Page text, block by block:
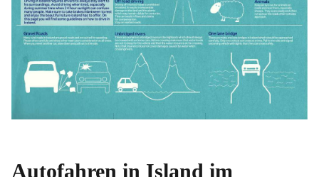
Autofahren in Island im